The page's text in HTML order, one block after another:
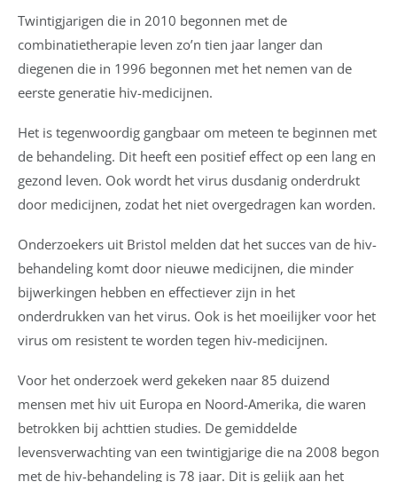
Twintigjarigen die in 2010 begonnen met de
combinatietherapie leven zo’n tien jaar langer dan
diegenen die in 1996 begonnen met het nemen van de
eerste generatie hiv-medicijnen.
Het is tegenwoordig gangbaar om meteen te beginnen met
de behandeling. Dit heeft een positief effect op een lang en
gezond leven. Ook wordt het virus dusdanig onderdrukt
door medicijnen, zodat het niet overgedragen kan worden.
Onderzoekers uit Bristol melden dat het succes van de hiv-
behandeling komt door nieuwe medicijnen, die minder
bijwerkingen hebben en effectiever zijn in het
onderdrukken van het virus. Ook is het moeilijker voor het
virus om resistent te worden tegen hiv-medicijnen.
Voor het onderzoek werd gekeken naar 85 duizend
mensen met hiv uit Europa en Noord-Amerika, die waren
betrokken bij achttien studies. De gemiddelde
levensverwachting van een twintigjarige die na 2008 begon
met de hiv-behandeling is 78 jaar. Dit is gelijk aan het